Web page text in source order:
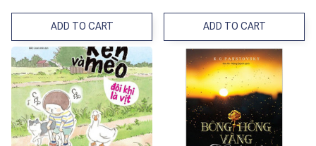
ADD TO CART ADD TO CART